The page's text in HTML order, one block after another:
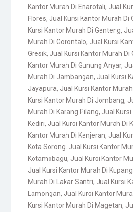
Kantor Murah Di Enarotali, Jual
Flores, Jual Kursi Kantor Murah Di
Kursi Kantor Murah Di Genteng,
Murah Di Gorontalo, Jual Kursi
Gresik, Jual Kursi Kantor Murah Di
Kantor Murah Di Gunung Anyar,
Murah Di Jambangan, Jual Kursi
Jayapura, Jual Kursi Kantor
Kursi Kantor Murah Di Jombang,
Murah Di Karang Pilang, Jual Kursi
Kediri, Jual Kursi Kantor Murah Di
Kantor Murah Di Kenjeran, Jual
Kota Sorong, Jual Kursi Kantor
Kotamobagu, Jual Kursi Kantor
Jual Kursi Kantor Murah Di Kupang,
Murah Di Lakar Santri, Jual Kursi
Lamongan, Jual Kursi Kantor
Kursi Kantor Murah Di Magetan,